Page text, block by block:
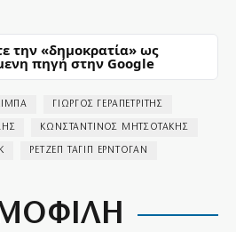
την «δημοκρατία» ως
πηγή στην Google
ΓΙΩΡΓΟΣ ΓΕΡΑΠΕΤΡΙΤΗΣ
ΚΩΝΣΤΑΝΤΙΝΟΣ ΜΗΤΣΟΤΑΚΗΣ
ΡΕΤΖΕΠ ΤΑΓΙΠ ΕΡΝΤΟΓΑΝ